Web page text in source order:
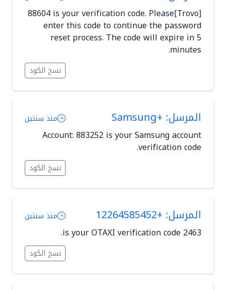
[Trovo]88604 is your verification code. Please
enter this code to continue the password
reset process. The code will expire in 5
minutes.
نسخ الكود
المرسل: +Samsung منذ سنتين
Account: 883252 is your Samsung account
verification code.
نسخ الكود
المرسل: +12264585452 منذ سنتين
2463 is your OTAXI verification code.
نسخ الكود